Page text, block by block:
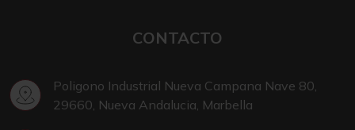
CONTACTO
Poligono Industrial Nueva Campana Nave 80,
29660, Nueva Andalucia, Marbella